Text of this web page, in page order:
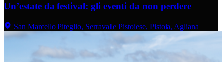
Un’estate da festival: gli eventi da non perdere
San Marcello Piteglio, Serravalle Pistoiese, Pistoia, Agliana